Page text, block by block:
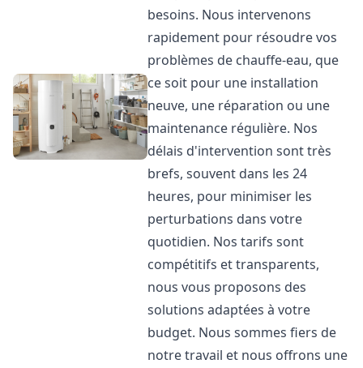
besoins. Nous intervenons
rapidement pour résoudre vos
problèmes de chauffe-eau, que
ce soit pour une installation
neuve, une réparation ou une
maintenance régulière. Nos
délais d'intervention sont très
brefs, souvent dans les 24
heures, pour minimiser les
perturbations dans votre
quotidien. Nos tarifs sont
compétitifs et transparents,
nous vous proposons des
solutions adaptées à votre
budget. Nous sommes fiers de
notre travail et nous offrons une